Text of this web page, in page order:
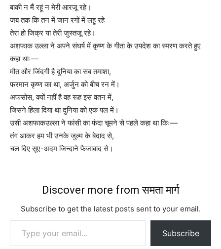
बाकी न मैं रहूं न मेरी आरजू रहे।
जब तक कि तन में जान रगों में लहू रहे
तेरा हो जिक्र या तेरी जुस्तजू रहे।
अशफाक उल्ला ने अपने संघर्ष में कृष्ण के गीता के उपदेश का स्मरण करते हुए
कहा थाः—
मौत और जिंदगी है दुनिया का सब तमाशा,
फरमान कृष्ण का था, अर्जुन को बीच रन में।
अफसोस, क्यों नहीं है वह रूह इस वतन में,
जिसने हिला दिया था दुनिया को एक पल में।
उसी अशफाकउल्ला ने फांसी का फंदा चूमने से पहले कहा था किः—
तंग आकर हम भी उनके जुल्म के बेदाद से,
चल दिए सूए-अदम जिन्दाने फैजाबाद से।
Discover more from समता मार्ग
Subscribe to get the latest posts sent to your email.
Type your email…
Subscribe